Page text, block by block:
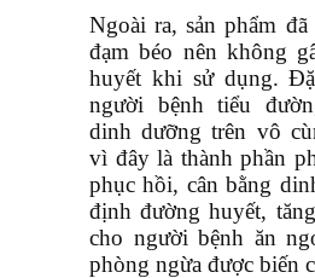
Ngoài ra, sản phẩm
đạm béo nên không
huyết khi sử dụng.
người bệnh tiểu
dinh dưỡng trên vô
vì đây là thành phần
phục hồi, cân bằng
định đường huyết,
cho người bệnh ăn
phòng ngừa được biến